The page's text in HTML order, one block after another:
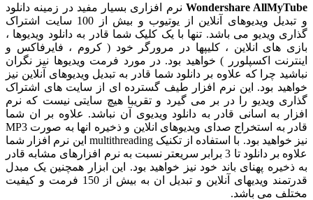
Wondershareنرم افزاری بسیار مفید در زمینه دانلود
و تبدیل ویدیوهای آنلاین از یوتیوب و بیش از 100 سایت اشتراک
ویدیو می باشد. تنها با یک کلیک شما قادر به دانلود ویدیوها ،
های انلاین ، کلیپها در مرورگر خود ( کروم ، فایرفاکس و
اکسپلورر ) خواهید بود. در مورد فرمت ویدیوها نیز نگران
چرا که علاوه بر دانلود شما قادر به تبدیل ویدیوهای آنلاین نیز
بود. این نرم افزار طیف گسترده ای از سایت های اشتراک
ویدیو را در بر می گیرد و تقریبا هیچ سایتی نیست که نرم
به اسانی قادر به دانلود ویدیوی آن نباشد. علاوه بر ان شما
قادر به استخراج صدای ویدیوهای انلاین و ذخیره انها به صورت MP3
بود. با استفاده از تکنیک
multithreading این نرم افزار شما
علاوه بر دانلود تا 3 برابر سریعتر نسبت به نرم افزارهای مشابه قادر
پهنای باند خود نیز خواهید بود. این ابزار همچنین یک مبدل
قدرتمند ویدیهای آنلاین و تبدیل ان به بیش از 150 فرمت و کیفیت
می باشد.